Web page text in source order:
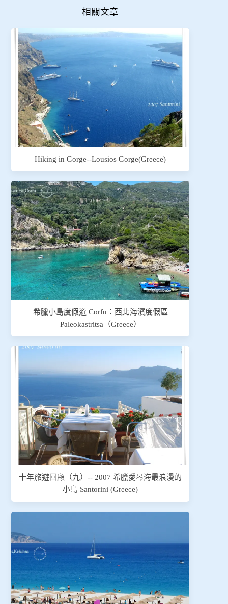
相關文章
Hiking in Gorge--Lousios Gorge(Greece)
希臘小島度假遊 Corfu：西北海濱度假區
Paleokastritsa（Greece）
十年旅遊回顧（九）-- 2007 希臘愛琴海最浪漫的
小島 Santorini (Greece)